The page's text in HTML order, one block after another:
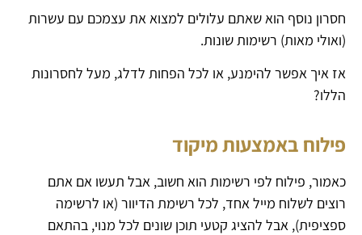
חסרון נוסף הוא שאתם עלולים למצוא את עצמכם עם עשרות
(ואולי מאות) רשימות שונות.
אז איך אפשר להימנע, או לכל הפחות לדלג, מעל לחסרונות
הללו?
פילוח באמצעות מיקוד
כאמור, פילוח לפי רשימות הוא חשוב, אבל תעשו אם אתם
רוצים לשלוח מייל אחד, לכל רשימת הדיוור (או לרשימה
ספציפית), אבל להציג קטעי תוכן שונים לכל מנוי, בהתאם